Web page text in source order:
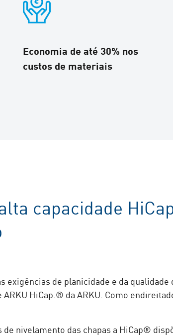
Economia de até 30% nos
custos de materiais
capacidade
exigências de planicidade e da
HiCap.® da ARKU. Como
de nivelamento das chapas a HiCap®